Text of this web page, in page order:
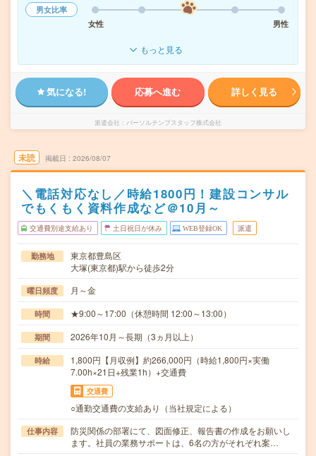
男女比率
女性
男性
もっと見る
気になる! 応募へ進む 詳しく見る
派遣会社 パーソルテンプスタッフ株式会社
未読 掲載日 2026/08/07
＼電話対応なし／時給1800円！建設コンサル
でもくもく資料作成など＠10月～
交通費別途支給あり 土日祝日が休み WEB登録OK 派遣
勤務地
東京都豊島区
大塚(東京都)駅から徒歩2分
曜日頻度 月～金
時間 ★9:00～17:00（休憩時間 12:00～13:00）
期間 2026年10月～長期（3ヵ月以上）
時給
1,800円【月収例】約266,000円（時給1,800円×実働
7.00h×21日+残業1h）+交通費
交通費
○通勤交通費の支給あり（当社規定による）
仕事内容
防災関係の部署にて、図面修正、報告書の作成をお願いし
ます。社員の業務サポートは、6名の方がそれぞれ案…